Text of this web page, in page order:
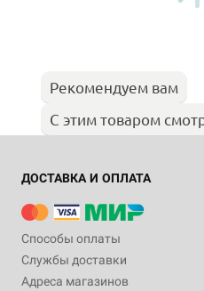
Рекомендуем вам
С этим товаром
ДОСТАВКА И ОПЛАТА
Способы оплаты
Службы доставки
Адреса магазинов